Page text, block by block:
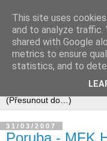
31/03/2007
This site uses
and to analyze traffic.
shared with Google
metrics to ensure
statistics, and to